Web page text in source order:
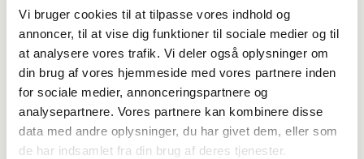
Vi bruger cookies til at tilpasse vores indhold og
annoncer, til at vise dig funktioner til sociale medier og til
at analysere vores trafik. Vi deler også oplysninger om
din brug af vores hjemmeside med vores partnere inden
for sociale medier, annonceringspartnere og
analysepartnere. Vores partnere kan kombinere disse
data med andre oplysninger, du har givet dem, eller som
de har indsamlet fra din brug af deres tjenester.